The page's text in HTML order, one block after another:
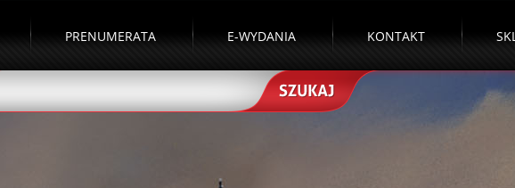
PRENUMERATA E-WYDANIA KONTAKT